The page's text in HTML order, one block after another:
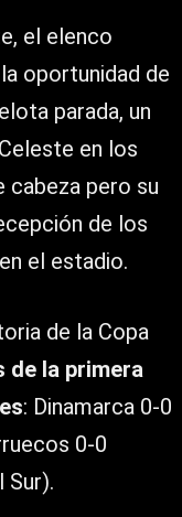
el elenco
oportunidad de
parada, un
en los
cabeza pero su
de los
el estadio.
de la Copa
de la primera
: Dinamarca 0-0
0-0
Sur).